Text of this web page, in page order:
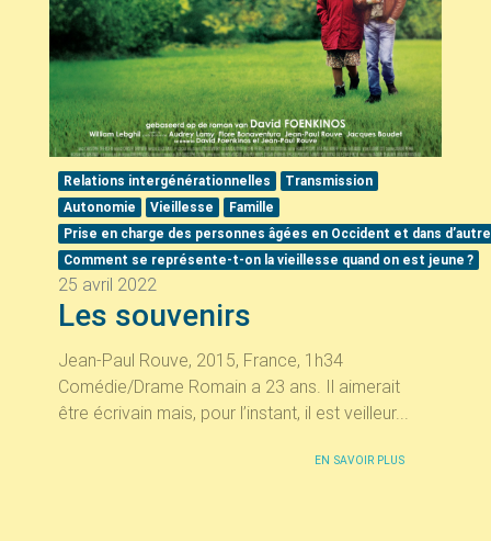
Relations intergénérationnelles
Transmission
Autonomie
Vieillesse
Famille
Prise en charge des personnes âgées en Occident et dans
Comment se représente-t-on la vieillesse quand on est jeune ?
25 avril 2022
Les souvenirs
Jean-Paul Rouve, 2015, France, 1h34
Comédie/Drame Romain a 23 ans. Il aimerait
être écrivain mais, pour l’instant, il est veilleur...
EN SAVOIR PLUS